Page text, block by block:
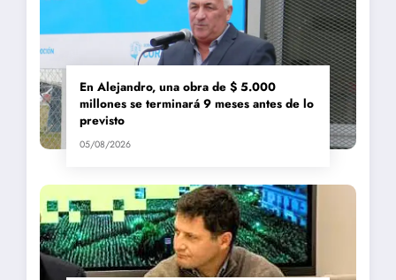
En Alejandro, una obra de $ 5.000
millones se terminará 9 meses antes de lo
previsto
05/08/2026